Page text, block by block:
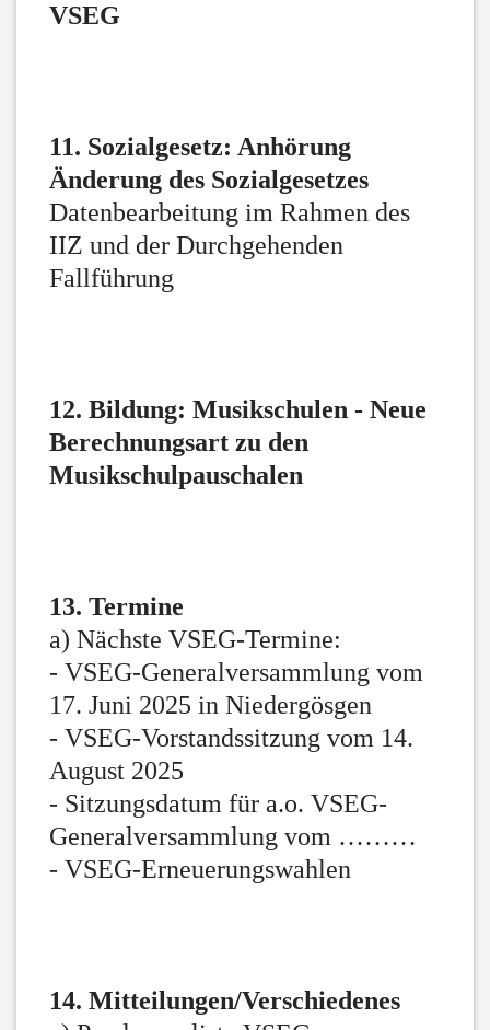
VSEG
11. Sozialgesetz: Anhörung
Änderung des Sozialgesetzes
Datenbearbeitung im Rahmen des
IIZ und der Durchgehenden
Fallführung
12. Bildung: Musikschulen - Neue
Berechnungsart zu den
Musikschulpauschalen
13. Termine
a) Nächste VSEG-Termine:
- VSEG-Generalversammlung vom
17. Juni 2025 in Niedergösgen
- VSEG-Vorstandssitzung vom 14.
August 2025
- Sitzungsdatum für a.o. VSEG-
Generalversammlung vom ………
- VSEG-Erneuerungswahlen
14. Mitteilungen/Verschiedenes